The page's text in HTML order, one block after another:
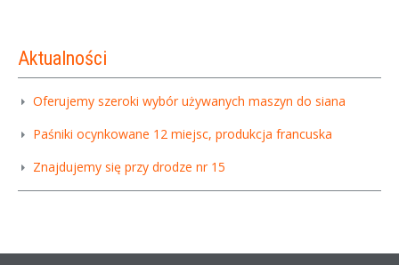
Aktualności
Oferujemy szeroki wybór używanych maszyn do siana
Paśniki ocynkowane 12 miejsc, produkcja francuska
Znajdujemy się przy drodze nr 15